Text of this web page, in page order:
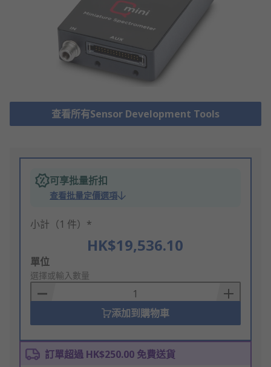
查看所有Sensor Development Tools
可享批量折扣
查看批量定價選項
小計（1 件）*
HK$19,536.10
Add
to
Basket
單位
選擇或輸入數量
添加到購物車
訂單超過 HK$250.00 免費送貨